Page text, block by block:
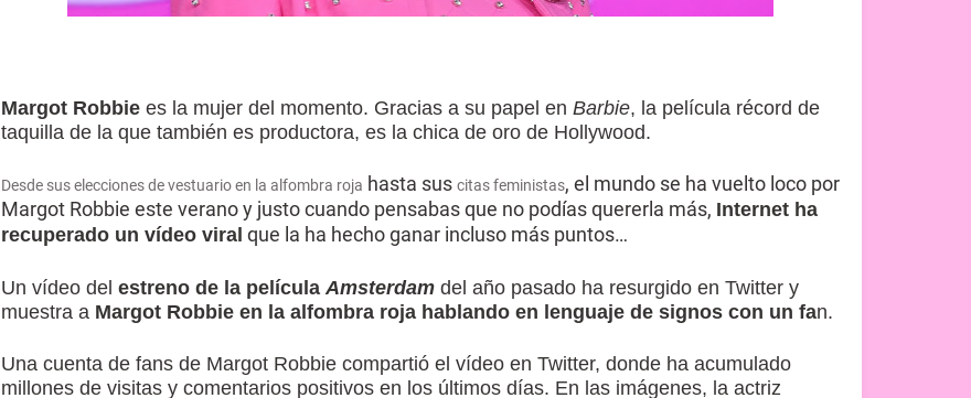
Margot Robbiees la mujer del momento. Gracias a su papel en Barbie, la película récord de
taquilla de la que también es productora, es la chica de oro de Hollywood.
Desde sus elecciones de vestuario en la alfombra roja hasta sus citas feministas, el mundo se ha vuelto loco por
Margot Robbie este verano y justo cuando pensabas que no podías quererla más, Internet ha
recuperado un vídeo viral que la ha hecho ganar incluso más puntos…
Un vídeo del estreno de la película Amsterdamdel año pasado ha resurgido en Twitter y
muestra a Margot Robbie en la alfombra roja hablando en lenguaje de signos con un fan.
Una cuenta de fans de Margot Robbie compartió el vídeo en Twitter, donde ha acumulado
millones de visitas y comentarios positivos en los últimos días. En las imágenes, la actriz